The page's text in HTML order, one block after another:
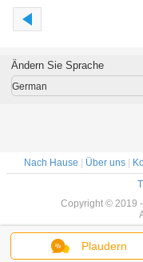
Plaudern
Ändern Sie Sprache
German
Nach Hause Über uns
Copyright © 2019